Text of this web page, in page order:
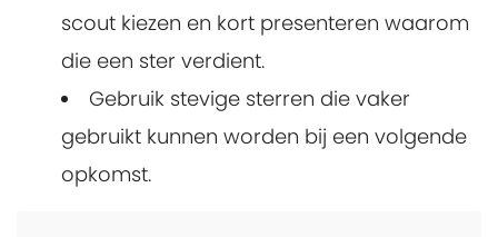
scout kiezen en kort presenteren waarom
die een ster verdient.
Gebruik stevige sterren die vaker
gebruikt kunnen worden bij een volgende
opkomst.